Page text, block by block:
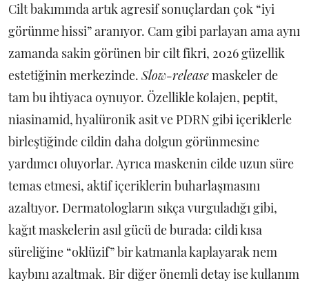
Cilt bakımında artık agresif sonuçlardan çok “iyi
görünme hissi” aranıyor. Cam gibi parlayan ama aynı
zamanda sakin görünen bir cilt fikri, 2026 güzellik
estetiğinin merkezinde.Slow-releasemaskeler de
tam bu ihtiyaca oynuyor. Özellikle kolajen, peptit,
niasinamid, hyalüronik asit ve PDRN gibi içeriklerle
birleştiğinde cildin daha dolgun görünmesine
yardımcı oluyorlar. Ayrıca maskenin cilde uzun süre
temas etmesi, aktif içeriklerin buharlaşmasını
azaltıyor. Dermatologların sıkça vurguladığı gibi,
kağıt maskelerin asıl gücü de burada: cildi kısa
süreliğine “oklüzif” bir katmanla kaplayarak nem
kaybını azaltmak. Bir diğer önemli detay ise kullanım